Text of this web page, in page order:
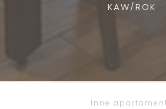
KAW/ROK
Inne